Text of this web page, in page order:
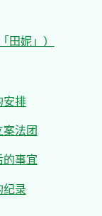
田妮」）
安排
法团
的事宜
纪录